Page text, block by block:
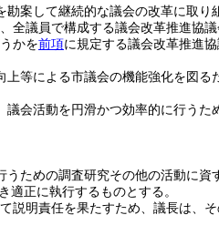
案して継続的な議会の改革に取り
全議員で構成する議会改革推進協議
かを前項に規定する議会改革推進
等による市議会の機能強化を図る
会活動を円滑かつ効率的に行う
ための調査研究その他の活動に資
適正に執行するものとする。
説明責任を果たすため、議長は、